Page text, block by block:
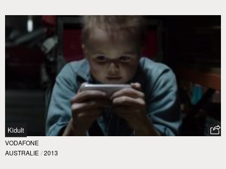
Kidult
VODAFONE
AUSTRALIE / 2013